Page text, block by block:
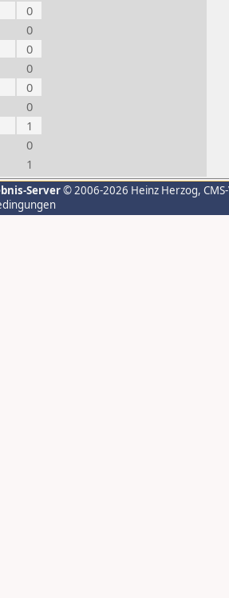
0
0
0
0
0
0
1
0
1
Server© 2006-2026 Heinz Herzog,